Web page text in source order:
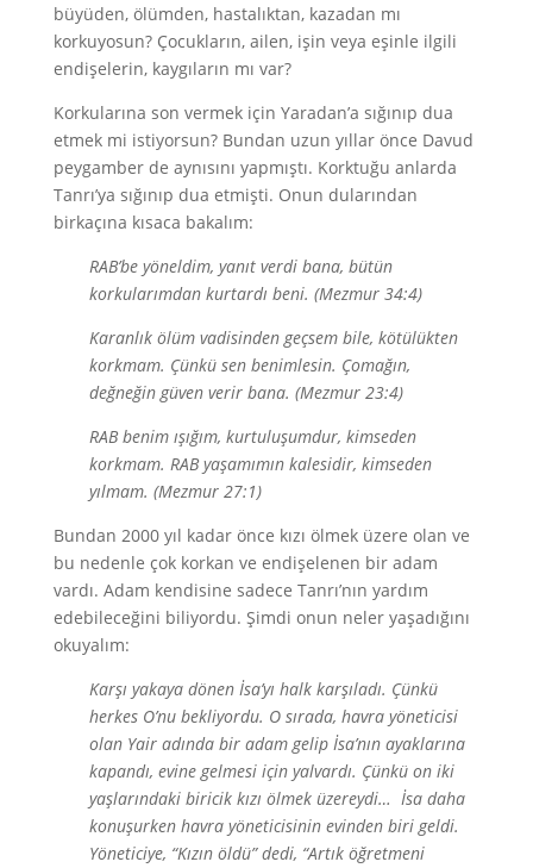
büyüden, ölümden, hastalıktan, kazadan mı
korkuyosun? Çocukların, ailen, işin veya eşinle ilgili
endişelerin, kaygıların mı var?
Korkularına son vermek için Yaradan’a sığınıp dua
etmek mi istiyorsun? Bundan uzun yıllar önce Davud
peygamber de aynısını yapmıştı. Korktuğu anlarda
Tanrı’ya sığınıp dua etmişti. Onun dularından
birkaçına kısaca bakalım:
RAB’be yöneldim, yanıt verdi bana, bütün
korkularımdan kurtardı beni. (Mezmur 34:4)
Karanlık ölüm vadisinden geçsem bile, kötülükten
korkmam. Çünkü sen benimlesin. Çomağın,
değneğin güven verir bana. (Mezmur 23:4)
RAB benim ışığım, kurtuluşumdur, kimseden
korkmam. RAB yaşamımın kalesidir, kimseden
yılmam. (Mezmur 27:1)
Bundan 2000 yıl kadar önce kızı ölmek üzere olan ve
bu nedenle çok korkan ve endişelenen bir adam
vardı. Adam kendisine sadece Tanrı’nın yardım
edebileceğini biliyordu. Şimdi onun neler yaşadığını
okuyalım:
Karşı yakaya dönen İsa’yı halk karşıladı. Çünkü
herkes O’nu bekliyordu. O sırada, havra yöneticisi
olan Yair adında bir adam gelip İsa’nın ayaklarına
kapandı, evine gelmesi için yalvardı. Çünkü on iki
yaşlarındaki biricik kızı ölmek üzereydi… İsa daha
konuşurken havra yöneticisinin evinden biri geldi.
Yöneticiye, “Kızın öldü” dedi, “Artık öğretmeni